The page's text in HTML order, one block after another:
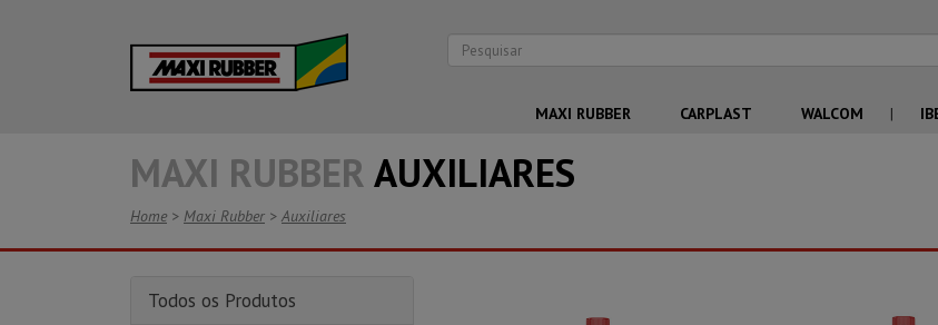
MAXI RUBBER CARPLAST WALCOM |
MAXI RUBBERAUXILIARES
Home > Maxi Rubber > Auxiliares
Todos os Produtos